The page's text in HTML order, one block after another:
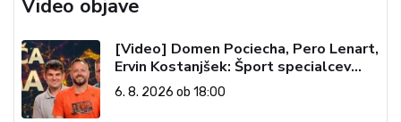
Video objave
[Video] Domen Pociecha, Pero Lenart,
Ervin Kostanjšek: Šport specialcev
(Vroča tema, 6. 8. 2026)
6. 8. 2026 ob 18:00